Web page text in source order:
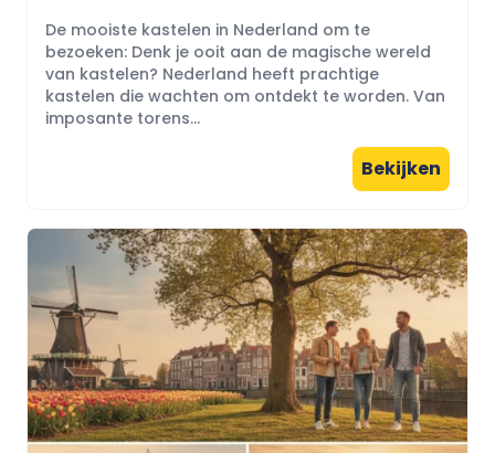
De mooiste kastelen in Nederland om te
bezoeken: Denk je ooit aan de magische wereld
van kastelen? Nederland heeft prachtige
kastelen die wachten om ontdekt te worden. Van
imposante torens...
Bekijken